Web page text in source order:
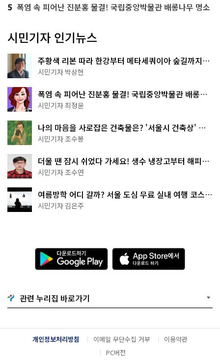
5 폭염 속 피어난 진분홍 물결! 국립중앙박물관 배롱나무 명소
시민기자 인기뉴스
주황색 리본 따라 한강부터 메타세쿼이아 숲길까지…
서울둘레길 15코스
시민기자 박상현
폭염 속 피어난 진분홍 물결! 국립중앙박물관 배롱나
무 명소
시민기자 최정윤
나의 마음을 사로잡은 건축물은? '서울시 건축상' 수
상작 공개!
시민기자 조수봉
더울 땐 잠시 쉬었다 가세요! 생수 냉장고부터 해피소
·무더위쉼터까지
시민기자 조수연
여름방학 어디 갈까? 서울 도심 무료 실내 여행 코스
추천
시민기자 김은주
다
운
로
기
G
o
g
l
e
A
p
p
e
서
다
운
관련 누리집 바로가기
개인정보처리방침 이메일 무단수집 거부
이용약관
PC버전